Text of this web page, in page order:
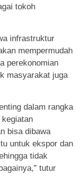
tokoh
infrastruktur
mempermudah
perekonomian
masyarakat juga
dalam rangka
bisa dibawa
untuk ekspor dan
tidak
tutur